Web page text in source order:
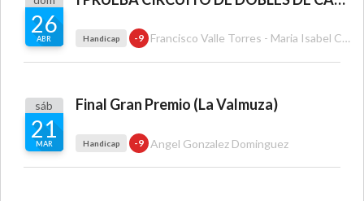
26
ABR Handicap -9 Francisco Valle Torres - Maria Isabel Cardo Gil
sáb
21
MAR
Final Gran Premio (La Valmuza)
Handicap -9 Angel Gonzalez Dominguez